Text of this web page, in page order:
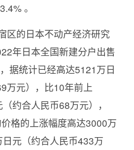
。
区的日本不动产经济研究
年日本全国新建分户出售
，据统计已经高达5121万日
万元），比10年前上
（约合人民币68万元），
格的 上涨幅度高达3000万
日元（约合人民币433万